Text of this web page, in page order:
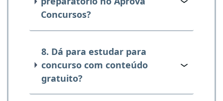
Concursos?
8. Dá para estudar para
concurso com conteúdo
gratuito?